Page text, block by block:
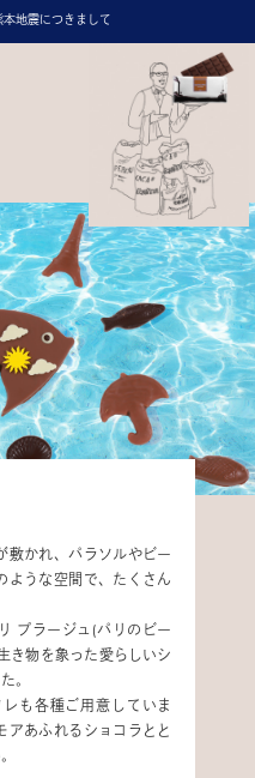
地震につきまして
敷かれ、パラソルやビー
ような空間で、たくさん
プラージュ(パリのビー
き物を象った愛らしいシ
。
も各種ご用意していま
アあふれるショコラとと